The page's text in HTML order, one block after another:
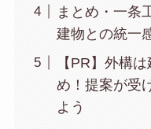
まとめ・一条
建物との統一
【PR】外構
め！提案が受
よう